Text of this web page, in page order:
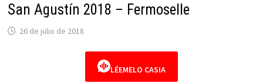
San Agustín 2018 – Fermoselle
26 de julio de 2018
LÉEMELO CASIA